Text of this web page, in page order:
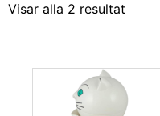
Visar alla 2 resultat